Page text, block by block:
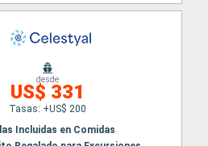
desde
US$ 331
Tasas: +US$ 200
Incluidas en Comidas